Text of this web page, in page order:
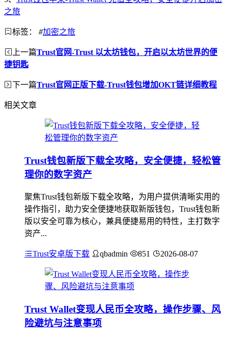
之旅
标签： #加密之旅
上一篇Trust官网-Trust 以太坊钱包，开启以太坊世界的便
捷钥匙
下一篇Trust官网正版下载-Trust钱包增加OKT链详细教程
相关文章
Trust钱包新版下载全攻略，安全便捷，轻松管
理你的数字资产
聚焦Trust钱包新版下载全攻略，为用户提供清晰实用的
操作指引，助力安全便捷地获取新版钱包，Trust钱包新
版以安全可靠为核心，兼具便捷易用的特性，主打数字
资产...
Trust安卓版下载 qbadmin 851 2026-08-07
Trust Wallet变现人民币全攻略，操作步骤、风
险避坑与注意事项